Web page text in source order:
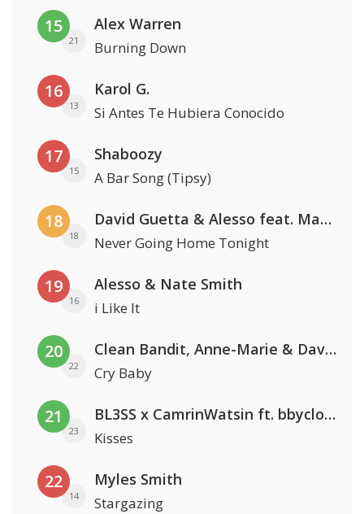
15
21
Alex Warren
Burning Down
16
13
Karol G.
Si Antes Te Hubiera Conocido
17
15
Shaboozy
A Bar Song (Tipsy)
18
18
David Guetta & Alesso feat. Madison Love
Never Going Home Tonight
19
16
Alesso & Nate Smith
i Like It
20
22
Clean Bandit, Anne-Marie & David Guetta
Cry Baby
21
23
BL3SS x CamrinWatsin ft. bbyclose
Kisses
22
14
Myles Smith
Stargazing